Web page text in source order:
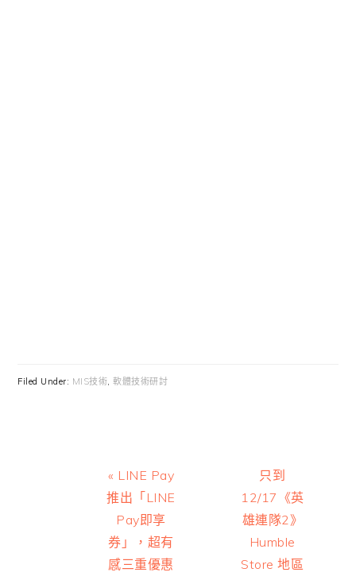
Filed Under: MIS技術,軟體技術研討
Previous
Post:
« LINE Pay
推出「LINE
Pay即享
券」，超有
感三重優惠
Next
Post:
只到
12/17《英
雄連隊2》
Humble
Store 地區